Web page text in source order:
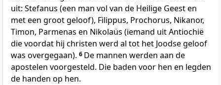
uit: Stefanus (een man vol van de Heilige Geest en
met een groot geloof), Filippus, Prochorus, Nikanor,
Timon, Parmenas en Nikolaüs (iemand uit Antiochië
die voordat hij christen werd al tot het Joodse geloof
was overgegaan). 6 De mannen werden aan de
apostelen voorgesteld. Die baden voor hen en legden
de handen op hen.